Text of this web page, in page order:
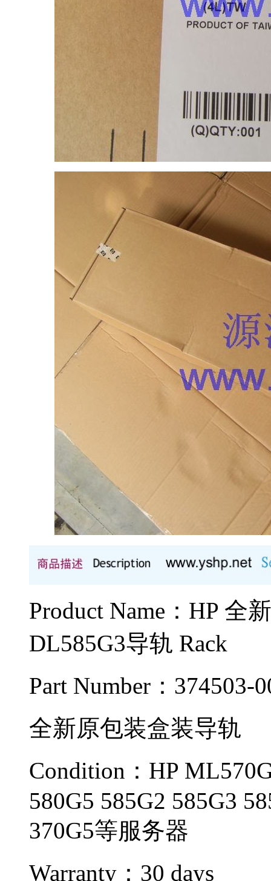
Product Name：HP 全
DL585G3导轨 Rack
Part Number：374503-
全新原包装盒装导轨
Condition：HP
580G5 585G2 585G3
370G5等服务器
Warranty： 30 days